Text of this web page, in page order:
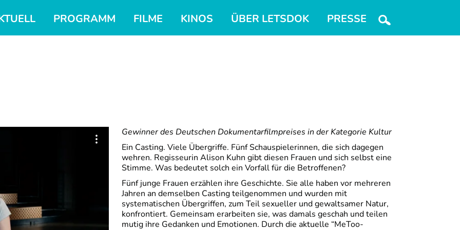
PROGRAMM FILME KINOS ÜBER LETSDOK PRESSE
Gewinner des Deutschen Dokumentarfilmpreises in der Kategorie Kultur
Ein Casting. Viele Übergriffe. Fünf Schauspielerinnen, die sich dagegen
wehren. Regisseurin Alison Kuhn gibt diesen Frauen und sich selbst eine
Stimme. Was bedeutet solch ein Vorfall für die Betroffenen?
Fünf junge Frauen erzählen ihre Geschichte. Sie alle haben vor mehreren
Jahren an demselben Casting teilgenommen und wurden mit
systematischen Übergriffen, zum Teil sexueller und gewaltsamer Natur,
konfrontiert. Gemeinsam erarbeiten sie, was damals geschah und teilen
mutig ihre Gedanken und Emotionen. Durch die aktuelle “MeToo-